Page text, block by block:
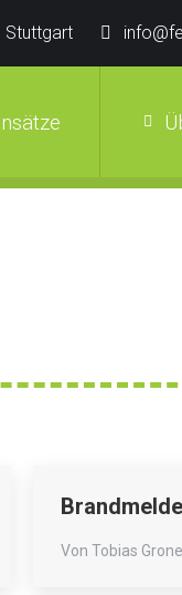
Stuttgart
Von Tobias